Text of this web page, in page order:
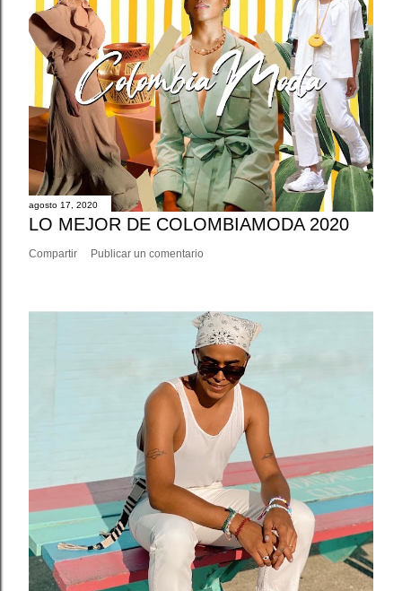
agosto 17, 2020
LO MEJOR DE COLOMBIAMODA 2020
Compartir Publicar un comentario